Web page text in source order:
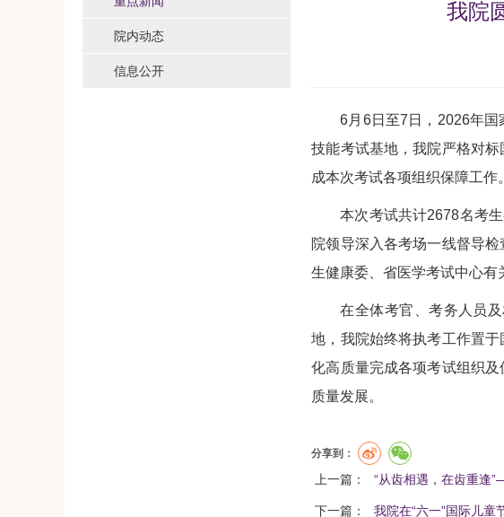
院内动态
信息公开
我院
6月6日至7日，2026年
技能考试基地，我院严格对
成本次考试各项组织保障工作。
本次考试共计2678名考
院领导深入各考场一线督导
生健康委、省医学考试中心有
在全体考官、考务人员
地，我院始终将执考工作置
化高质量完成各项考试组织
质量发展。
分享到：
上一篇： “从齿相遇，在齿重逢
下一篇： 我院在“六一”国际儿童